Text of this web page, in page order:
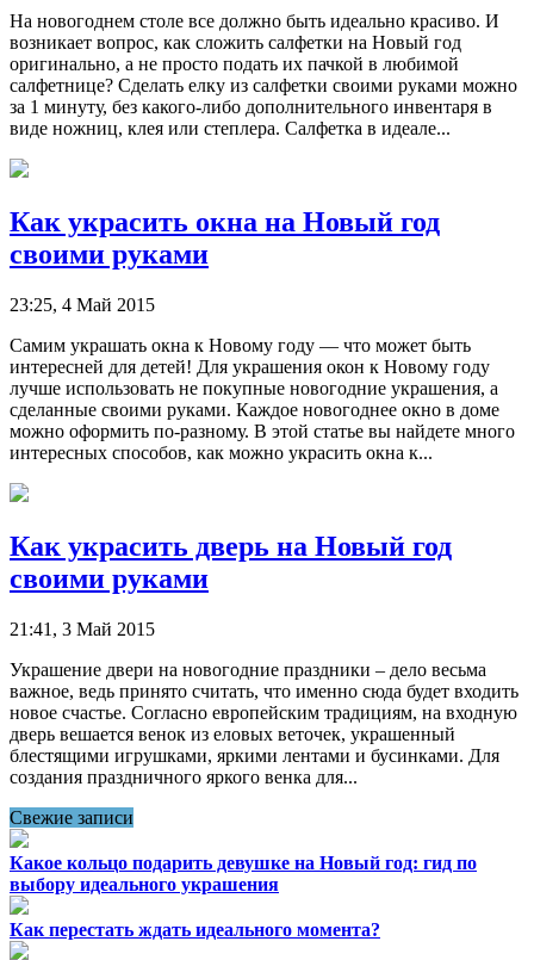
На новогоднем столе все должно быть идеально красиво. И
возникает вопрос, как сложить салфетки на Новый год
оригинально, а не просто подать их пачкой в любимой
салфетнице? Сделать елку из салфетки своими руками можно
за 1 минуту, без какого-либо дополнительного инвентаря в
виде ножниц, клея или степлера. Салфетка в идеале...
Как украсить окна на Новый год
своими руками
23:25, 4 Май 2015
Самим украшать окна к Новому году — что может быть
интересней для детей! Для украшения окон к Новому году
лучше использовать не покупные новогодние украшения, а
сделанные своими руками. Каждое новогоднее окно в доме
можно оформить по-разному. В этой статье вы найдете много
интересных способов, как можно украсить окна к...
Как украсить дверь на Новый год
своими руками
21:41, 3 Май 2015
Украшение двери на новогодние праздники – дело весьма
важное, ведь принято считать, что именно сюда будет входить
новое счастье. Согласно европейским традициям, на входную
дверь вешается венок из еловых веточек, украшенный
блестящими игрушками, яркими лентами и бусинками. Для
создания праздничного яркого венка для...
Свежие записи
Какое кольцо подарить девушке на Новый год: гид по
выбору идеального украшения
Как перестать ждать идеального момента?